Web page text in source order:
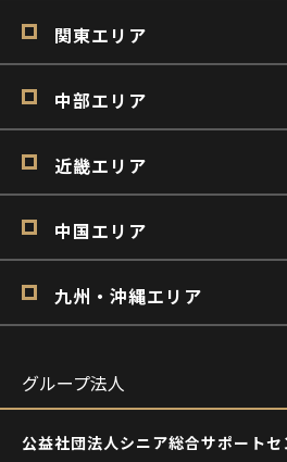
関東エリア
中部エリア
近畿エリア
中国エリア
九州・沖縄エリア
グループ法人
公益社団法人シニア総合サポートセ